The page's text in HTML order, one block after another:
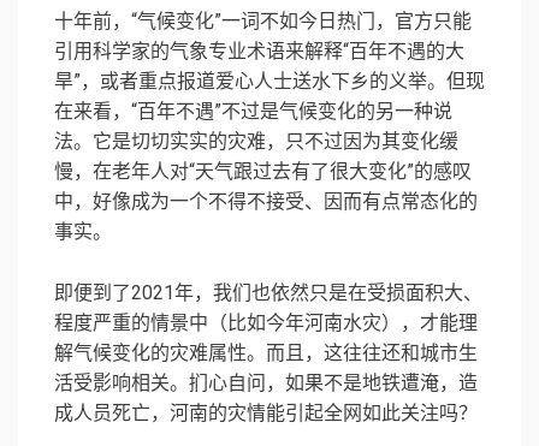
十年前，“气候变化”一词不如今日热门，官方只能
引用科学家的气象专业术语来解释“百年不遇的大
旱”，或者重点报道爱心人士送水下乡的义举。但现
在来看，“百年不遇”不过是气候变化的另一种说
法。它是切切实实的灾难，只不过因为其变化缓
慢，在老年人对“天气跟过去有了很大变化”的感叹
中，好像成为一个不得不接受、因而有点常态化的
事实。
即便到了2021年，我们也依然只是在受损面积大、
程度严重的情景中（比如今年河南水灾），才能理
解气候变化的灾难属性。而且，这往往还和城市生
活受影响相关。扪心自问，如果不是地铁遭淹，造
成人员死亡，河南的灾情能引起全网如此关注吗？